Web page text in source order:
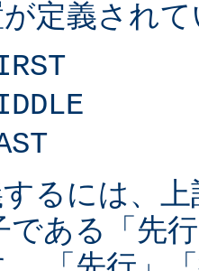
が定義され
るには、
である「先